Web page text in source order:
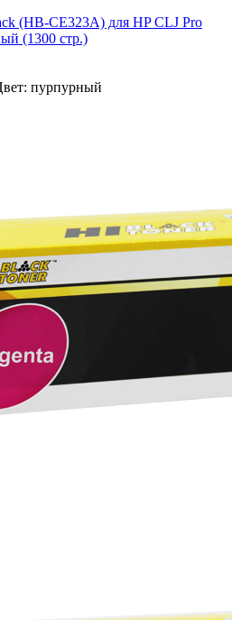
(HB-CE323A) для HP CLJ Pro
(1300 стр.)
пурпурный